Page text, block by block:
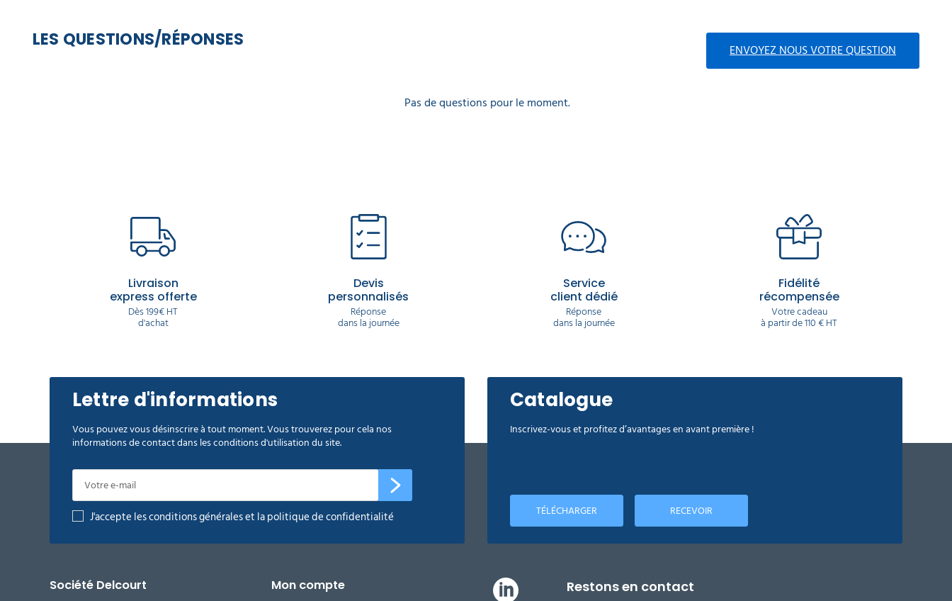
LES QUESTIONS/RÉPONSES ENVOYEZ NOUS VOTRE QUESTION
Pas de questions pour le moment.
Livraison
express offerte
Dès 199€ HT
d'achat
Devis
personnalisés
Réponse
dans la journée
Service
client dédié
Réponse
dans la journée
Fidélité
récompensée
Votre cadeau
à partir de 110 € HT
Lettre d'informations
Vous pouvez vous désinscrire à tout moment. Vous trouverez pour cela nos
informations de contact dans les conditions d'utilisation du site.
J'accepte les conditions générales et la politique de confidentialité
Catalogue
Inscrivez-vous et profitez d’avantages en avant première !
TÉLÉCHARGER RECEVOIR
Société Delcourt Mon compte Restons en contact